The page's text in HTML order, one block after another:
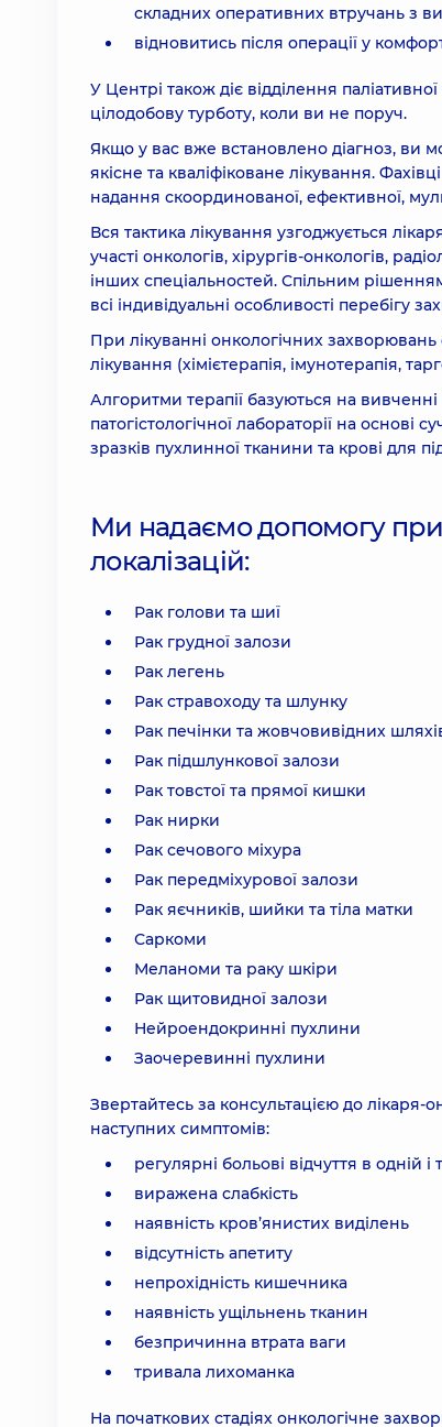
складних оперативних втручань з
відновитись після операції у
У Центрі також діє відділення
цілодобову турботу, коли ви не поруч.
Якщо у вас вже встановлено діагноз, ви
якісне та кваліфіковане лікування.
надання скоординованої, ефективної,
Вся тактика лікування узгоджується
участі онкологів, хірургів-онкологів,
інших спеціальностей. Спільним
всі індивідуальні особливості перебігу
При лікуванні онкологічних
лікування (хімієтерапія, імунотерапія,
Алгоритми терапії базуються на
патогістологічної лабораторії на основі
зразків пухлинної тканини та крові для
Ми надаємо допомогу при
локалізацій:
Рак голови та шиї
Рак грудної залози
Рак легень
Рак стравоходу та шлунку
Рак печінки та жовчовивідних
Рак підшлункової залози
Рак товстої та прямої кишки
Рак нирки
Рак сечового міхура
Рак передміхурової залози
Рак яєчників, шийки та тіла матки
Саркоми
Меланоми та раку шкіри
Рак щитовидної залози
Нейроендокринні пухлини
Заочеревинні пухлини
Звертайтесь за консультацією до лікаря-
наступних симптомів:
регулярні больові відчуття в одній і
виражена слабкість
наявність кров’янистих виділень
відсутність апетиту
непрохідність кишечника
наявність ущільнень тканин
безпричинна втрата ваги
тривала лихоманка
На початкових стадіях онкологічне